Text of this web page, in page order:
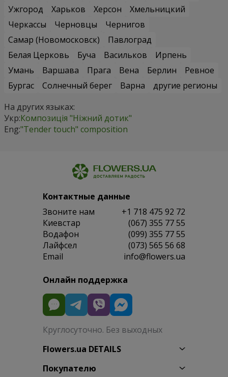
Ужгород
Харьков Херсон
Хмельницкий
Черкассы
Черновцы
Чернигов
Самар (Новомосковск)
Павлоград
Белая Церковь
Буча Васильков
Ирпень
Умань
Варшава Прага Вена Берлин
Ревное
Бургас
Солнечный берег Варна
другие регионы
На других языках:
Укр:Композиція "Ніжний дотик"
Eng:"Tender touch" composition
Контактные данные
Звоните нам
+1 718 475 92 72
Киевстар
(067) 355 77 55
Водафон
(099) 355 77 55
Лайфсел
(073) 565 56 68
Email
info@flowers.ua
Онлайн поддержка
Круглосуточно. Без выходных
Flowers.ua DETAILS
Покупателю